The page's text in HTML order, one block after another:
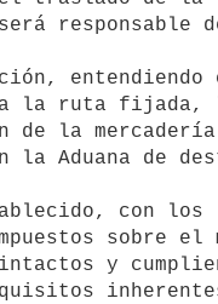
responsable
entendiendo
a la ruta fijada,
de la mercadería
la Aduana de
con los
sobre el
y